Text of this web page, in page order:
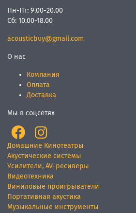
Пн-Пт: 9.00-20.00
Сб: 10.00-18.00
acousticbuy@gmail.com
О нас
Компания
Оплата
Доставка
Мы в соцсетях
Домашние Кинотеатры
Акустические системы
Усилители, AV-ресиверы
Видеотехника
Виниловые проигрыватели
Портативная акустика
Музыкальные инструменты